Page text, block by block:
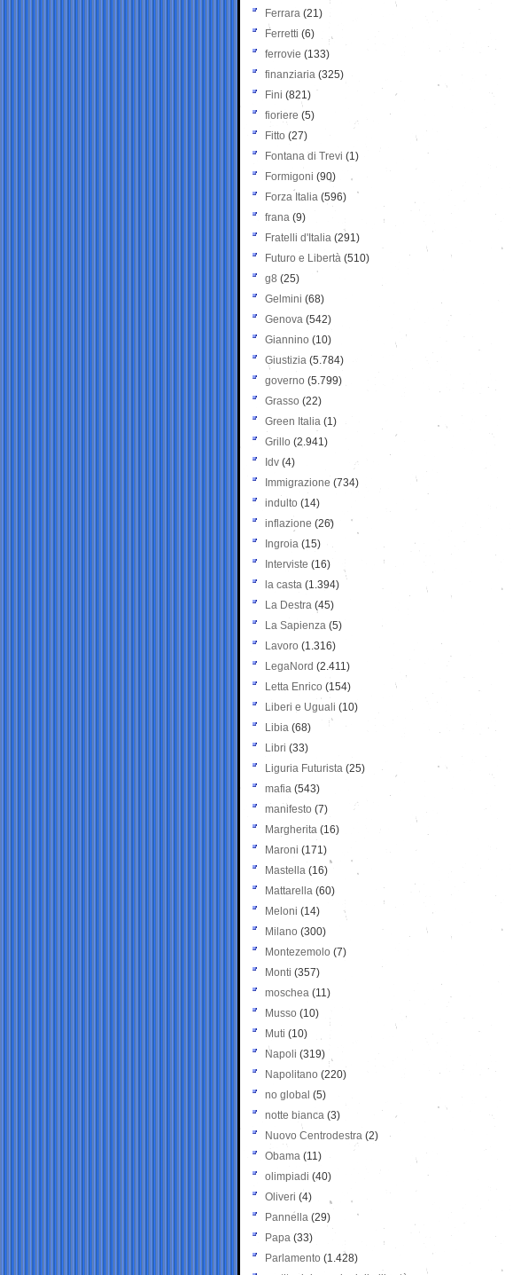
Ferrara (21)
Ferretti (6)
ferrovie (133)
finanziaria (325)
Fini (821)
fioriere (5)
Fitto (27)
Fontana di Trevi (1)
Formigoni (90)
Forza Italia (596)
frana (9)
Fratelli d'Italia (291)
Futuro e Libertà (510)
g8 (25)
Gelmini (68)
Genova (542)
Giannino (10)
Giustizia (5.784)
governo (5.799)
Grasso (22)
Green Italia (1)
Grillo (2.941)
Idv (4)
Immigrazione (734)
indulto (14)
inflazione (26)
Ingroia (15)
Interviste (16)
la casta (1.394)
La Destra (45)
La Sapienza (5)
Lavoro (1.316)
LegaNord (2.411)
Letta Enrico (154)
Liberi e Uguali (10)
Libia (68)
Libri (33)
Liguria Futurista (25)
mafia (543)
manifesto (7)
Margherita (16)
Maroni (171)
Mastella (16)
Mattarella (60)
Meloni (14)
Milano (300)
Montezemolo (7)
Monti (357)
moschea (11)
Musso (10)
Muti (10)
Napoli (319)
Napolitano (220)
no global (5)
notte bianca (3)
Nuovo Centrodestra (2)
Obama (11)
olimpiadi (40)
Oliveri (4)
Pannella (29)
Papa (33)
Parlamento (1.428)